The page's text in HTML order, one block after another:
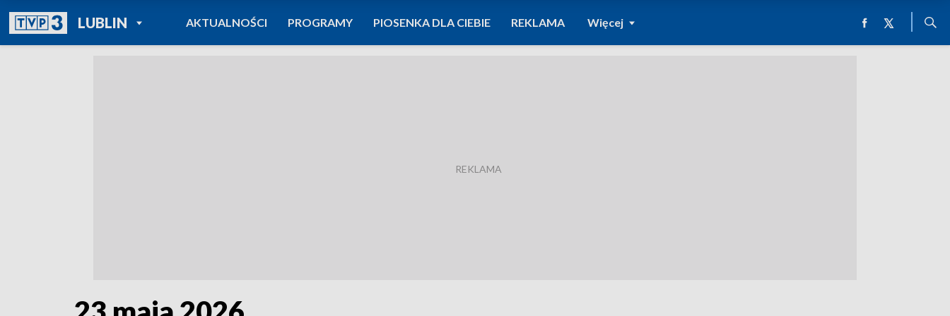
LUBLINPOWRÓT DO
TVP REGIONY
AKTUALNOŚCI PROGRAMY PIOSENKA DLA CIEBIE REKLAMA Więcej